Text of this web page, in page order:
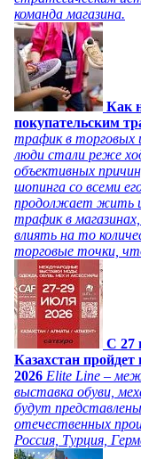
команда магазина.
Как
покупательским
трафик в торговых
люди стали реже
объективных
шопинга со всеми
продолжает жить и
трафик в
влиять на то
торговые точки,
C 27
Казахстан
2026 Elite Line –
выставка обуви,
будут
отечественных
Россия, Турция,